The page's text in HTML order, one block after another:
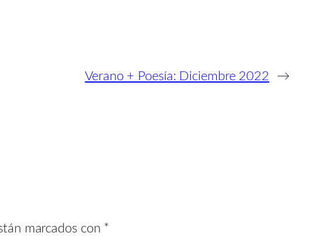
Verano + Poesía: Diciembre 2022 →
marcados con *